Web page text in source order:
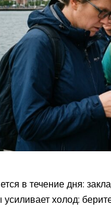
в течение дня:
усиливает холод: